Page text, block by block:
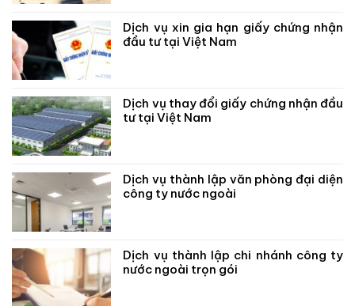
Dịch vụ xin gia hạn giấy chứng nhận
đầu tư tại Việt Nam
Dịch vụ thay đổi giấy chứng nhận đầu
tư tại Việt Nam
Dịch vụ thành lập văn phòng đại diện
công ty nước ngoài
Dịch vụ thành lập chi nhánh công ty
nước ngoài trọn gói